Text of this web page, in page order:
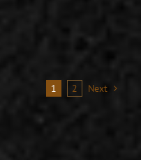
1 2 Next